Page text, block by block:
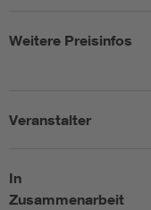
Weitere Preisinfos
Veranstalter
In
Zusammenarbeit